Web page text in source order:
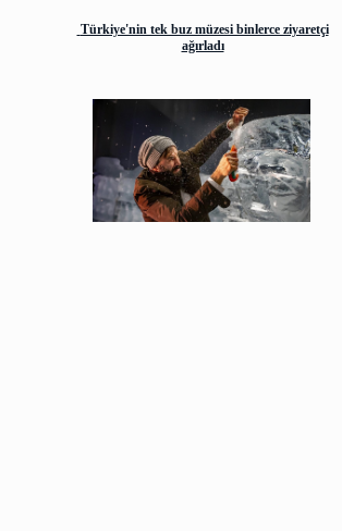
Türkiye'nin tek buz müzesi binlerce ziyaretçi
ağırladı